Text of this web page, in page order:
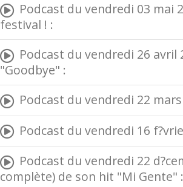
Podcast du vendredi 03 mai
festival ! :
Podcast du vendredi 26
"Goodbye" :
Podcast du vendredi 22
Podcast du vendredi 16
Podcast du vendredi 22
complète) de son hit "Mi Gente" :